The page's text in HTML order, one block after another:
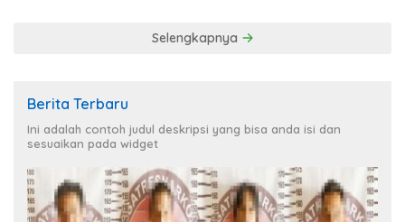
Selengkapnya
Berita Terbaru
Ini adalah contoh judul deskripsi yang bisa anda isi dan
sesuaikan pada widget